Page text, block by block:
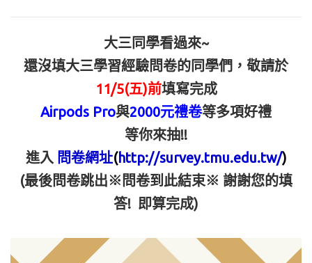
大三同學看過來~
還沒填大三學習經驗問卷的同學們，敬請於
11/5(五)前填寫完成
Airpods Pro與2000元禮卷等多項好禮
等你來抽!!
進入 問卷網址(http://survey.tmu.edu.tw/)
(最後問卷跳出※問卷到此結束※ 謝謝您的填
答! 即算完成)